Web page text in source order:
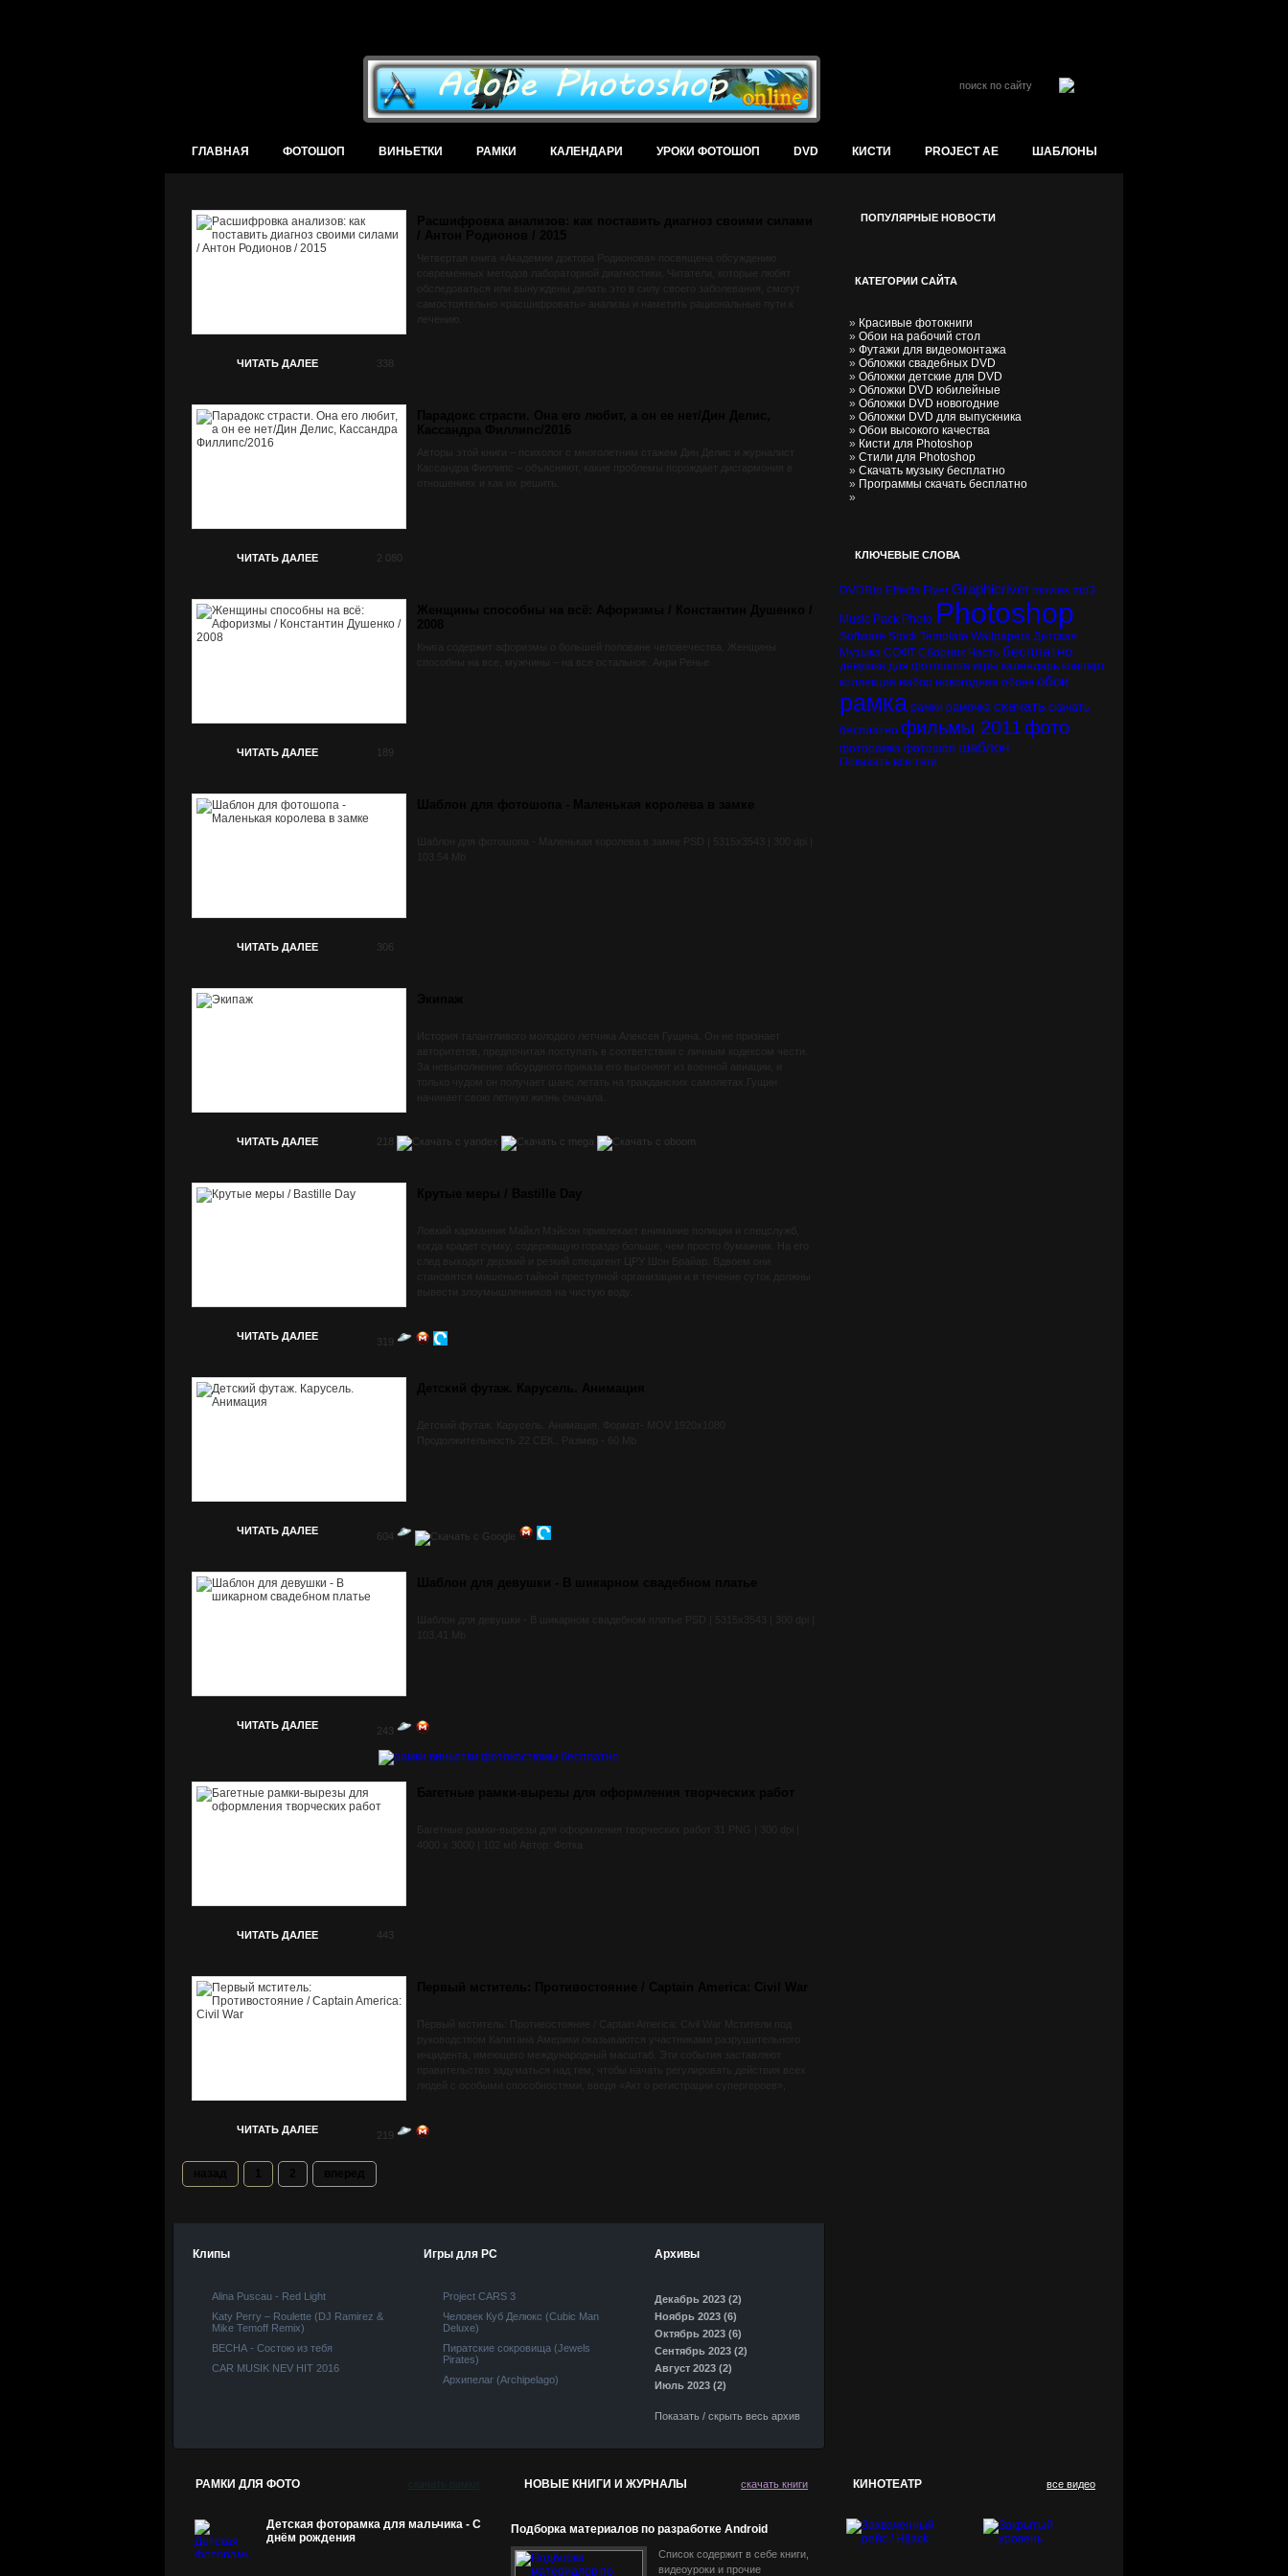
ГЛАВНАЯ ФОТОШОП ВИНЬЕТКИ РАМКИ КАЛЕНДАРИ УРОКИ ФОТОШОП DVD КИСТИ PROJECT AE ШАБЛОНЫ
ЧИТАТЬ ДАЛЕЕ 338
ЧИТАТЬ ДАЛЕЕ 2 080
ЧИТАТЬ ДАЛЕЕ 189
ЧИТАТЬ ДАЛЕЕ 306
ЧИТАТЬ ДАЛЕЕ 218
ЧИТАТЬ ДАЛЕЕ 319
ЧИТАТЬ ДАЛЕЕ 604
ЧИТАТЬ ДАЛЕЕ 243
ЧИТАТЬ ДАЛЕЕ 443
ЧИТАТЬ ДАЛЕЕ 219
Клипы
Alina Puscau - Red Light
Katy Perry – Roulette (DJ Ramirez &
Mike Temoff Remix)
ВЕСНА - Состою из тебя
CAR MUSIK NEV HIT 2016
Игры для PC
Project CARS 3
Человек Куб Делюкс (Cubic Man
Deluxe)
Пиратские сокровища (Jewels
Pirates)
Архипелаг (Archipelago)
Архивы
Декабрь 2023 (2)
Ноябрь 2023 (6)
Октябрь 2023 (6)
Сентябрь 2023 (2)
Август 2023 (2)
Июль 2023 (2)
Показать / скрыть весь архив
ПОПУЛЯРНЫЕ НОВОСТИ
КАТЕГОРИИ САЙТА
» Красивые фотокниги
» Обои на рабочий стол
» Футажи для видеомонтажа
» Обложки свадебных DVD
» Обложки детские для DVD
» Обложки DVD юбилейные
» Обложки DVD новогодние
» Обложки DVD для выпускника
» Обои высокого качества
» Кисти для Photoshop
» Стили для Photoshop
» Скачать музыку бесплатно
» Программы скачать бесплатно
»
КЛЮЧЕВЫЕ СЛОВА
DVDRip Effects Flyer Graphicriver movies mp3
Music Pack Photo Photoshop
Software Stock Template Wallpapers Детская
Музыка СОФТ Сборник Часть бесплатно
девушки для фотошопа игры календарь клипарт
коллекция набор новогодняя обоев обои
рамка рамки рамочка скачать скачать
бесплатно фильмы 2011фото
фоторамка фотошоп шаблон
Показать все теги
РАМКИ ДЛЯ ФОТО скачать рамки
Детская фоторамка для мальчика - С
днём рождения
НОВЫЕ КНИГИ И ЖУРНАЛЫ скачать книги
Подборка материалов по разработке Android
Список содержит в себе книги,
видеоуроки и прочие
КИНОТЕАТР все видео